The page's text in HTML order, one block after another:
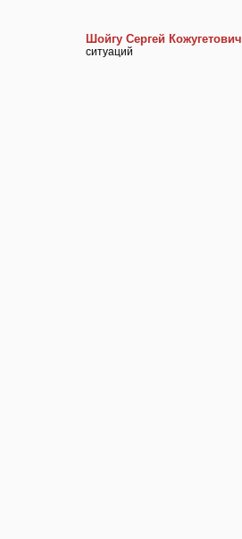
Шойгу Сергей Кожугетович
ситуаций